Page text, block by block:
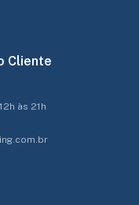
Cliente
às 21h